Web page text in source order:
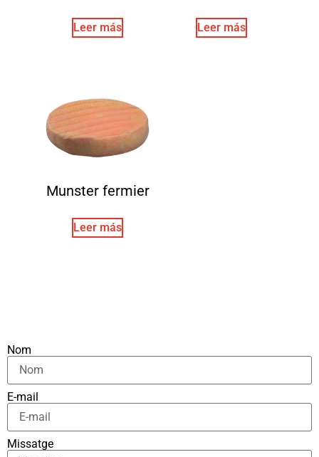
Leer más Leer más
Munster fermier
Leer más
Nom
E-mail
Missatge